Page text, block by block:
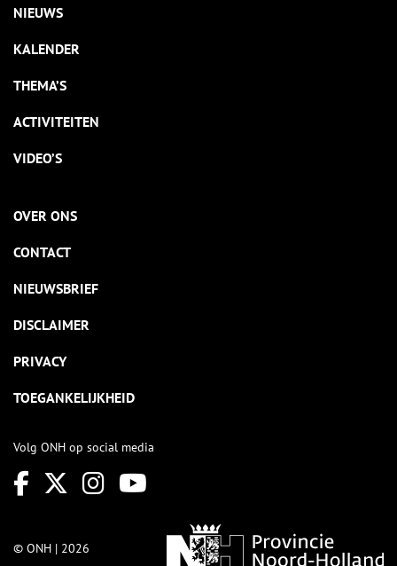
NIEUWS
KALENDER
THEMA’S
ACTIVITEITEN
VIDEO’S
OVER ONS
CONTACT
NIEUWSBRIEF
DISCLAIMER
PRIVACY
TOEGANKELIJKHEID
Volg ONH op social media
© ONH | 2026